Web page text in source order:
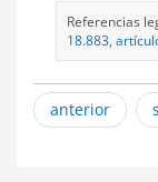
Referencias
18.883,
anterior